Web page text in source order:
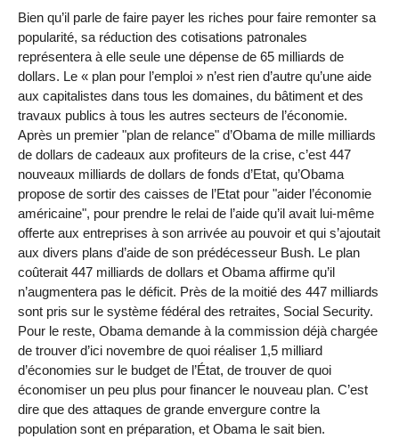
Bien qu’il parle de faire payer les riches pour faire remonter sa
popularité, sa réduction des cotisations patronales
représentera à elle seule une dépense de 65 milliards de
dollars. Le « plan pour l’emploi » n’est rien d’autre qu’une aide
aux capitalistes dans tous les domaines, du bâtiment et des
travaux publics à tous les autres secteurs de l’économie.
Après un premier "plan de relance" d’Obama de mille milliards
de dollars de cadeaux aux profiteurs de la crise, c’est 447
nouveaux milliards de dollars de fonds d’Etat, qu’Obama
propose de sortir des caisses de l’Etat pour "aider l’économie
américaine", pour prendre le relai de l’aide qu’il avait lui-même
offerte aux entreprises à son arrivée au pouvoir et qui s’ajoutait
aux divers plans d’aide de son prédécesseur Bush. Le plan
coûterait 447 milliards de dollars et Obama affirme qu’il
n’augmentera pas le déficit. Près de la moitié des 447 milliards
sont pris sur le système fédéral des retraites, Social Security.
Pour le reste, Obama demande à la commission déjà chargée
de trouver d’ici novembre de quoi réaliser 1,5 milliard
d’économies sur le budget de l’État, de trouver de quoi
économiser un peu plus pour financer le nouveau plan. C’est
dire que des attaques de grande envergure contre la
population sont en préparation, et Obama le sait bien.